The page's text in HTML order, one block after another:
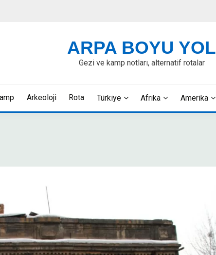
ARPA BOYU YOL
Gezi ve kamp notları, alternatif rotalar
Arkeoloji Rota Türkiye Afrika Amerika